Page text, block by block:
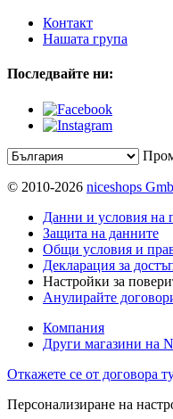
Контакт
Нашата група
Последвайте ни:
© 2010-2026 niceshops
Данни и условия на
Защита на данните
Общи условия и
Декларация за
Настройки за
Анулирайте
Компания
Други магазини на
Откажете се от договора
Персонализиране на